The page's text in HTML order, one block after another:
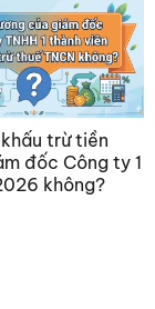
trừ tiền
đốc Công ty 1
không?